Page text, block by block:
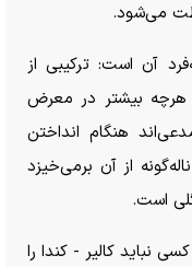
می‌شود.
آن است: ترکیبی از
بیشتر در معرض
هنگام انداختن
از آن برمی‌خیزد
است.
نباید کالیر - کندا را